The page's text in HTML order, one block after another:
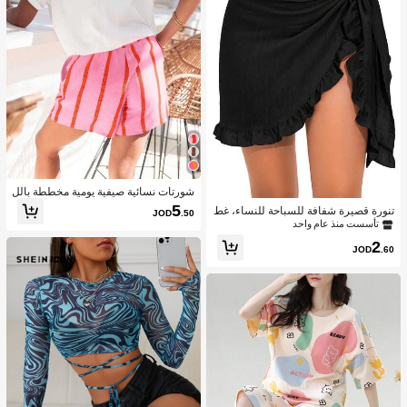
تنورة قصيرة شفافة للسباحة للنساء، غط
اء للبكيني مع كشكشة في الحافة، غطاء
تأسست منذ عام واحد
JOD2.60
شورتات نسائية صيفية يومية مخططة بالل
ون الوردي
JOD5.50